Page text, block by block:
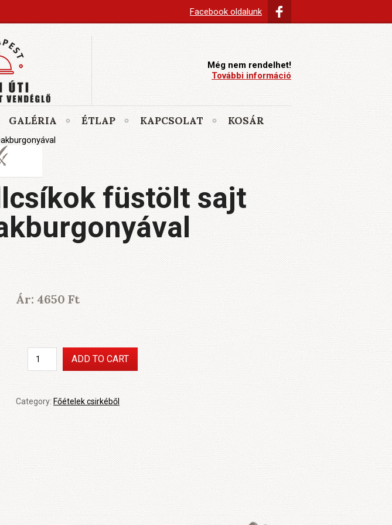
Facebook oldalunk
Még nem rendelhet!
További információ
GALÉRIA ÉTLAP KAPCSOLAT KOSÁR
füstölt sajt
Ár: 4650 Ft
Baconos
csirkemellcsíkok
sajt
ADD TO CART
Category: Főételek csirkéből